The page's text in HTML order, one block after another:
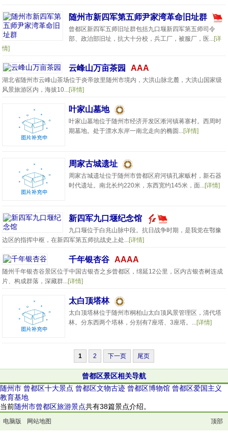
随州市新四军第五师尹家湾革命旧址群
曾都区新四军五师旧址群包括九口堰新四军第五师司令
部、政治部旧址，抗大十分校，兵工厂，被服厂，医...[详
情]
云峰山万亩茶园 AAA
湖北省随州市云峰山茶场位于炎帝故里随州市境内，大洪山脉北麓，大洪山国家级
风景旅游区内，海拔10...[详情]
叶家山墓地
叶家山墓地位于随州市经济开发区淅河镇蒋寨村。西周时
期墓地。处于漂水东岸一南北走向的椭圆...[详情]
周家古城遗址
周家古城遗址位于随州市曾都区府河镇孔家畈村，新石器
时代遗址。南北长约220米，东西宽约145米，面...[详情]
新四军九口堰纪念馆
九口堰位于白兆山脉中段。抗日战争时期，是我党在鄂豫
边区的指挥中枢，在新四军第五师抗战史上处...[详情]
千年银杏谷 AAAA
随州千年银杏谷景区位于中国古银杏之乡曾都区，绵延12公里，区内古银杏树连成
片、构成群落，深藏群...[详情]
太白顶塔林
太白顶塔林位于随州市桐柏山太白顶风景管理区，清代塔
林。分东西两个塔林，分别有7座塔、3座塔。...[详情]
1 2 下一页 尾页
曾都区景区相关导航
随州市 曾都区十大景点 曾都区文物古迹 曾都区博物馆 曾都区爱国主义
教育基地
当前随州市曾都区旅游景点共有38篇景点介绍。
电脑版 网站地图 顶部